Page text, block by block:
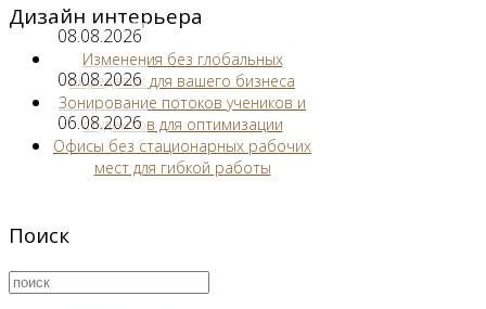
Дизайн интерьера
08.08.2026
Изменения без глобальных
переделок для вашего бизнеса
08.08.2026
Зонирование потоков учеников и
студентов для оптимизации
06.08.2026
Офисы без стационарных рабочих
мест для гибкой работы
Поиск